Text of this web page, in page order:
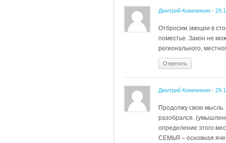
Дмитрий Кожемякин -
Отбросим эмоции в
поместье. Закон не
регионального,
Ответить
Дмитрий Кожемякин -
Продолжу свою мысль.
разобрался.
определение этого
СЕМЬЯ – основная